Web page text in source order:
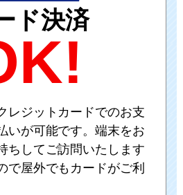
ド決済
レジットカードでのお支
いが可能です。端末をお
ちしてご訪問いたします
で屋外でもカードがご利